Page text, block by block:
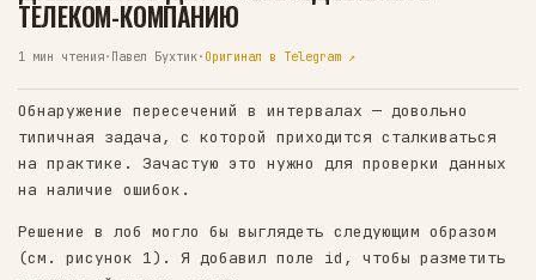
РАЗБОР ЗАДАЧИ ПРО ПЕРЕСЕЧЕНИЕ
ДИАПАЗОНОВ ДАТ С СОБЕСЕДОВАНИЯ В
ТЕЛЕКОМ-КОМПАНИЮ
1мин чтения·Павел Бухтик·Оригинал в Telegram ↗
Обнаружение пересечений в интервалах —
типичная задача, с которой приходится
на практике. Зачастую это нужно для